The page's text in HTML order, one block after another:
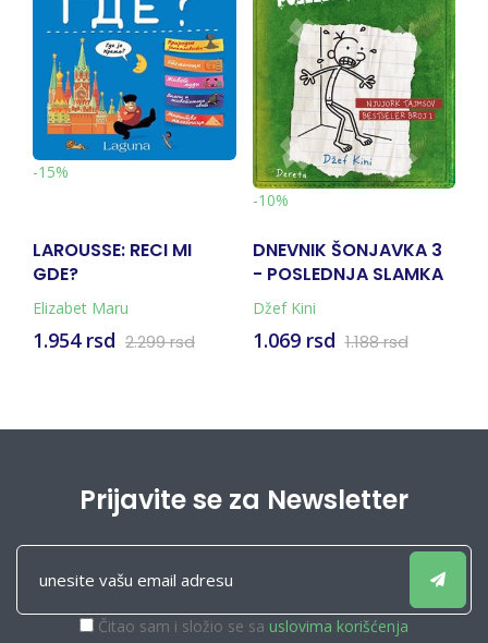
-15%
LAROUSSE: RECI MI
GDE?
Elizabet Maru
1.954 rsd 2.299 rsd
-10%
DNEVNIK ŠONJAVKA 3
- POSLEDNJA SLAMKA
Džef Kini
1.069 rsd 1.188 rsd
Prijavite se za Newsletter
Čitao sam i složio se sa uslovima korišćenja